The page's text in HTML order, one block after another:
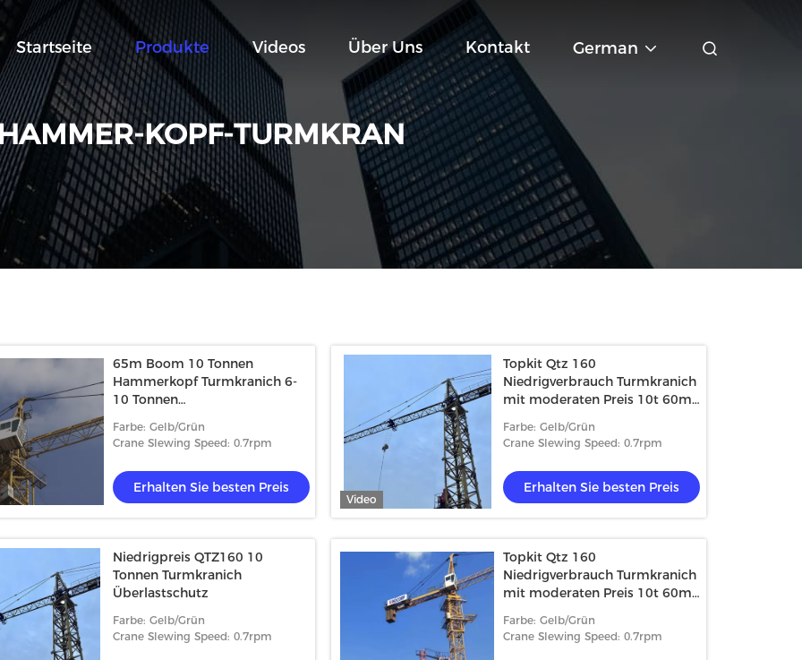
Startseite Produkte Videos Über Uns Kontakt German
KOPF-TURMKRAN
65m Boom 10 Tonnen
Hammerkopf Turmkranich 6-
10 Tonnen
Farbe: Gelb/Grün
Crane Slewing Speed: 0.7rpm
Erhalten Sie besten Preis
Video
Topkit Qtz 160
Niedrigverbrauch Turmkranich
mit moderaten Preis 10t 60m
Türkei
Farbe: Gelb/Grün
Crane Slewing Speed: 0.7rpm
Erhalten Sie besten Preis
Niedrigpreis QTZ160 10
Tonnen Turmkranich
Überlastschutz
Farbe: Gelb/Grün
Crane Slewing Speed: 0.7rpm
Topkit Qtz 160
Niedrigverbrauch Turmkranich
mit moderaten Preis 10t 60m
Türkei
Farbe: Gelb/Grün
Crane Slewing Speed: 0.7rpm